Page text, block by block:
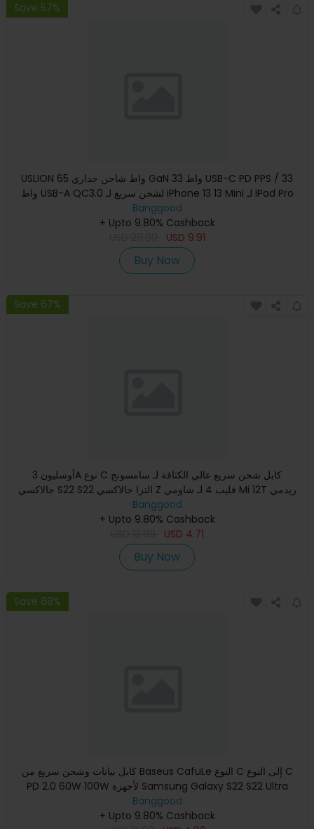
Save 57%
USLION 65 واط شاحن جداري GaN 33 واط USB-C PD PPS / 33
واط USB-A QC3.0 لشحن سريع لـ iPhone 13 13 Mini لـ iPad Pro
2021 لـ
Banggood
+ Upto 9.80% Cashback
USD 9.91
Buy Now
Save 67%
أوسليون 3A نوع C كابل شحن سريع عالي الكثافة لـ سامسونج
جالاكسي S22 S22 الترا جالاكسي Z فليب 4 لـ شاومي Mi 12T ريدمي
نوت
Banggood
+ Upto 9.80% Cashback
USD 4.71
Buy Now
Save 68%
كابل بيانات وشحن سريع من Baseus CafuLe النوع C إلى النوع C
PD 2.0 60W 100W لأجهزة Samsung Galaxy S22 S22 Ultra
Galaxy Z
Banggood
+ Upto 9.80% Cashback